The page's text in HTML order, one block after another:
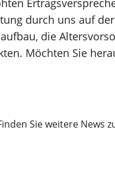
durch uns auf
die
Möchten Sie
Sie weitere News